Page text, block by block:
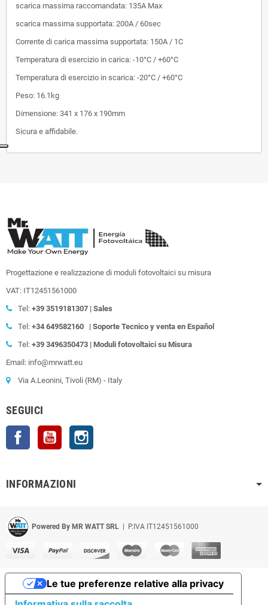
scarica massima raccomandata: 135A Max
scarica massima supportata: 200A / 60sec
Corrente di carica massima supportata: 150A / 1C
Temperatura di esercizio in carica: -10°C / +60°C
Temperatura di esercizio in scarica: -20°C / +60°C
Peso: 16.1kg
Dimensione: 341 x 176 x 190mm
Sicura e affidabile.
Progettazione e realizzazione di moduli fotovoltaici su misura
VAT: IT12451561000
Tel: +39 3519181307 | Sales
Tel: +34 649582160 | Soporte Tecnico y venta en Español
Tel: +39 3496350473 | Moduli fotovoltaici su Misura
Email: info@mrwatt.eu
Via A.Leonini, Tivoli (RM) - Italy
SEGUICI
Facebook YouTube
INFORMAZIONI
Powered By MR WATT SRL | P.IVA IT12451561000
Le tue preferenze relative alla privacy